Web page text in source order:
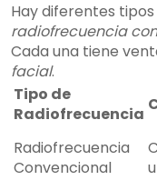
Hay diferentes tipos
radiofrecuencia
Cada una tiene
facial.
Tipo de
Radiofrecuencia
Radiofrecuencia
Convencional